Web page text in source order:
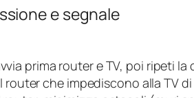
e segnale
prima router e TV, poi ripeti
che impediscono alla TV